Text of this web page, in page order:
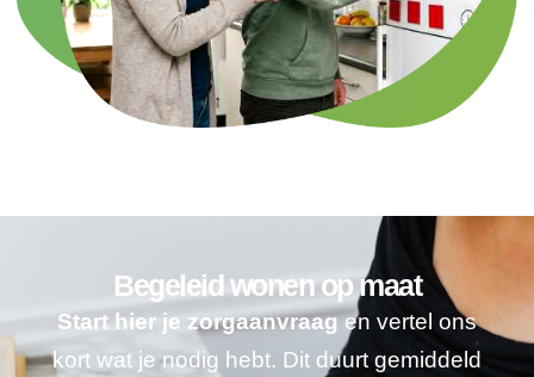
Begeleid wonen op maat
Start hier je zorgaanvraagen vertel ons
kort wat je nodig hebt. Dit duurt gemiddeld